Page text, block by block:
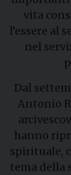
vita
l’essere al
nel
Dal
Antonio
hanno
spirituale,
tema della